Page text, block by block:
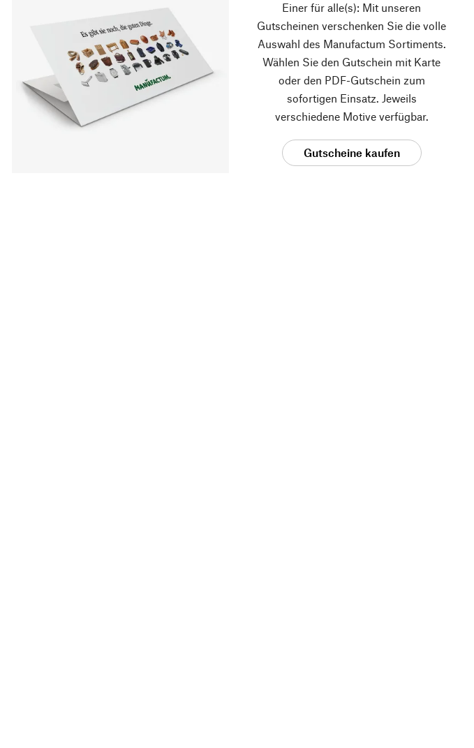
Einer für alle(s): Mit unseren
Gutscheinen verschenken Sie die volle
Auswahl des Manufactum Sortiments.
Wählen Sie den Gutschein mit Karte
oder den PDF-Gutschein zum
sofortigen Einsatz. Jeweils
verschiedene Motive verfügbar.
Gutscheine kaufen